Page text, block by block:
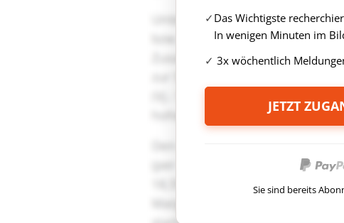
Das Wichtigste
In wenigen Minuten im
3x wöchentlich
JETZT
Sie sind bereits